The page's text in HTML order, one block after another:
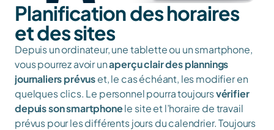
Planification des horaires
et des sites
Depuis un ordinateur, une tablette ou un smartphone,
vous pourrez avoir un aperçu clair des plannings
journaliers prévus et, le cas échéant, les modifier en
quelques clics. Le personnel pourra toujours vérifier
depuis son smartphone le site et l’horaire de travail
prévus pour les différents jours du calendrier. Toujours